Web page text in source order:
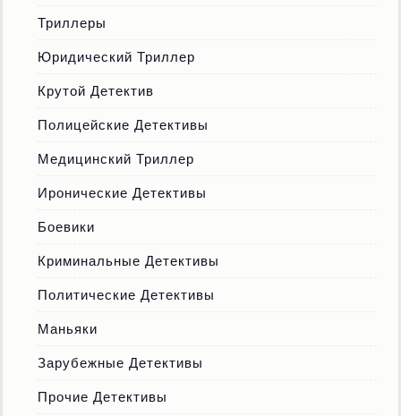
Триллеры
Юридический Триллер
Крутой Детектив
Полицейские Детективы
Медицинский Триллер
Иронические Детективы
Боевики
Криминальные Детективы
Политические Детективы
Маньяки
Зарубежные Детективы
Прочие Детективы